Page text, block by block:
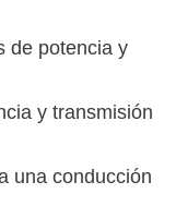
de potencia y
y transmisión
una conducción